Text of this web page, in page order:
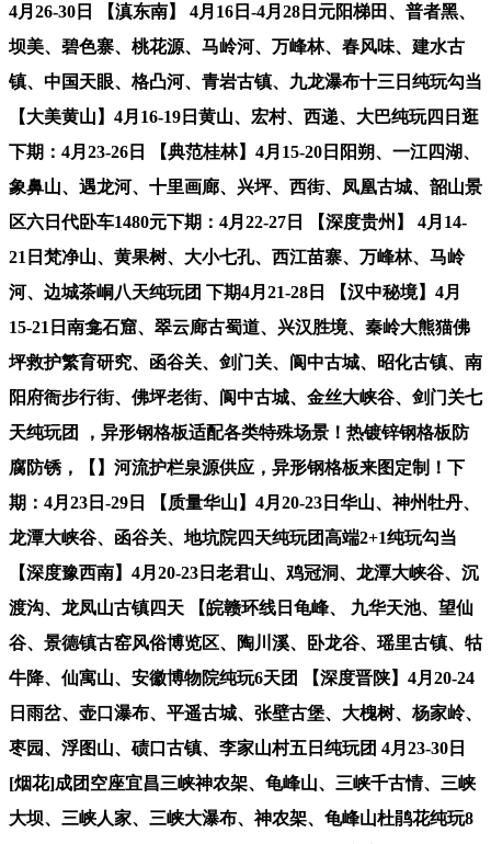
4月26-30日 【滇东南】 4月16日-4月28日元阳梯田、普者黑、
坝美、碧色寨、桃花源、马岭河、万峰林、春风味、建水古
镇、中国天眼、格凸河、青岩古镇、九龙瀑布十三日纯玩勾当
【大美黄山】4月16-19日黄山、宏村、西递、大巴纯玩四日逛
下期：4月23-26日 【典范桂林】4月15-20日阳朔、一江四湖、
象鼻山、遇龙河、十里画廊、兴坪、西街、凤凰古城、韶山景
区六日代卧车1480元下期：4月22-27日 【深度贵州】 4月14-
21日梵净山、黄果树、大小七孔、西江苗寨、万峰林、马岭
河、边城茶峒八天纯玩团 下期4月21-28日 【汉中秘境】4月
15-21日南龛石窟、翠云廊古蜀道、兴汉胜境、秦岭大熊猫佛
坪救护繁育研究、函谷关、剑门关、阆中古城、昭化古镇、南
阳府衙步行街、佛坪老街、阆中古城、金丝大峡谷、剑门关七
天纯玩团 ，异形钢格板适配各类特殊场景！热镀锌钢格板防
腐防锈，【】河流护栏泉源供应，异形钢格板来图定制！下
期：4月23日-29日 【质量华山】4月20-23日华山、神州牡丹、
龙潭大峡谷、函谷关、地坑院四天纯玩团高端2+1纯玩勾当
【深度豫西南】4月20-23日老君山、鸡冠洞、龙潭大峡谷、沉
渡沟、龙凤山古镇四天 【皖赣环线日龟峰、 九华天池、望仙
谷、景德镇古窑风俗博览区、陶川溪、卧龙谷、瑶里古镇、牯
牛降、仙寓山、安徽博物院纯玩6天团 【深度晋陕】4月20-24
日雨岔、壶口瀑布、平遥古城、张壁古堡、大槐树、杨家岭、
枣园、浮图山、碛口古镇、李家山村五日纯玩团 4月23-30日
[烟花]成团空座宜昌三峡神农架、龟峰山、三峡千古情、三峡
大坝、三峡人家、三峡大瀑布、神农架、龟峰山杜鹃花纯玩8